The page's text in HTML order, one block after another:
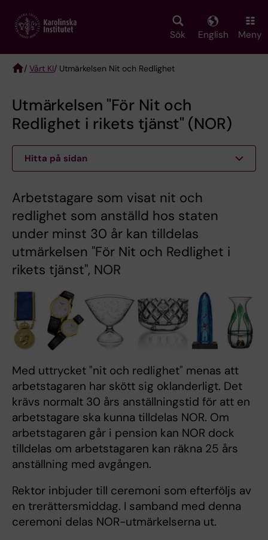
main
Sök English Meny
/ Vårt KI/ Utmärkelsen Nit och Redlighet
Utmärkelsen "För Nit och
Redlighet i rikets tjänst" (NOR)
Hitta på sidan
Arbetstagare som visat nit och
redlighet som anställd hos staten
under minst 30 år kan tilldelas
utmärkelsen "För Nit och Redlighet i
rikets tjänst", NOR
Med uttrycket "nit och redlighet" menas att
arbetstagaren har skött sig oklanderligt. Det
krävs normalt 30 års anställningstid för att en
arbetstagare ska kunna tilldelas NOR. Om
arbetstagaren går i pension kan NOR dock
tilldelas om arbetstagaren kan räkna 25 års
anställning med avgången.
Rektor inbjuder till ceremoni som efterföljs av
en trerättersmiddag. I samband med denna
ceremoni delas NOR-utmärkelserna ut.